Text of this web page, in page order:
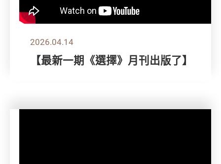
2026.04.14
【最新一期《選擇》月刊出版了】